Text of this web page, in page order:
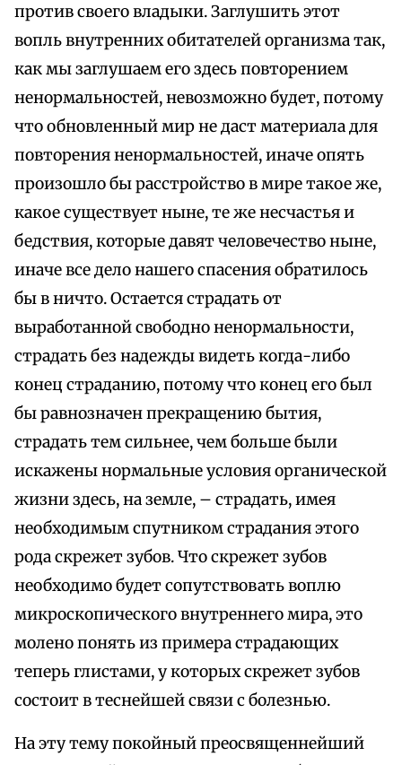
против своего владыки. Заглушить этот
вопль внутренних обитателей организма так,
как мы заглушаем его здесь повторением
ненормальностей, невозможно будет, потому
что обновленный мир не даст материала для
повторения ненормальностей, иначе опять
произошло бы расстройство в мире такое же,
какое существует ныне, те же несчастья и
бедствия, которые давят человечество ныне,
иначе все дело нашего спасения обратилось
бы в ничто. Остается страдать от
выработанной свободно ненормальности,
страдать без надежды видеть когда-либо
конец страданию, потому что конец его был
бы равнозначен прекращению бытия,
страдать тем сильнее, чем больше были
искажены нормальные условия органической
жизни здесь, на земле, – страдать, имея
необходимым спутником страдания этого
рода скрежет зубов. Что скрежет зубов
необходимо будет сопутствовать воплю
микроскопического внутреннего мира, это
молено понять из примера страдающих
теперь глистами, у которых скрежет зубов
состоит в теснейшей связи с болезнью.
На эту тему покойный преосвященнейший